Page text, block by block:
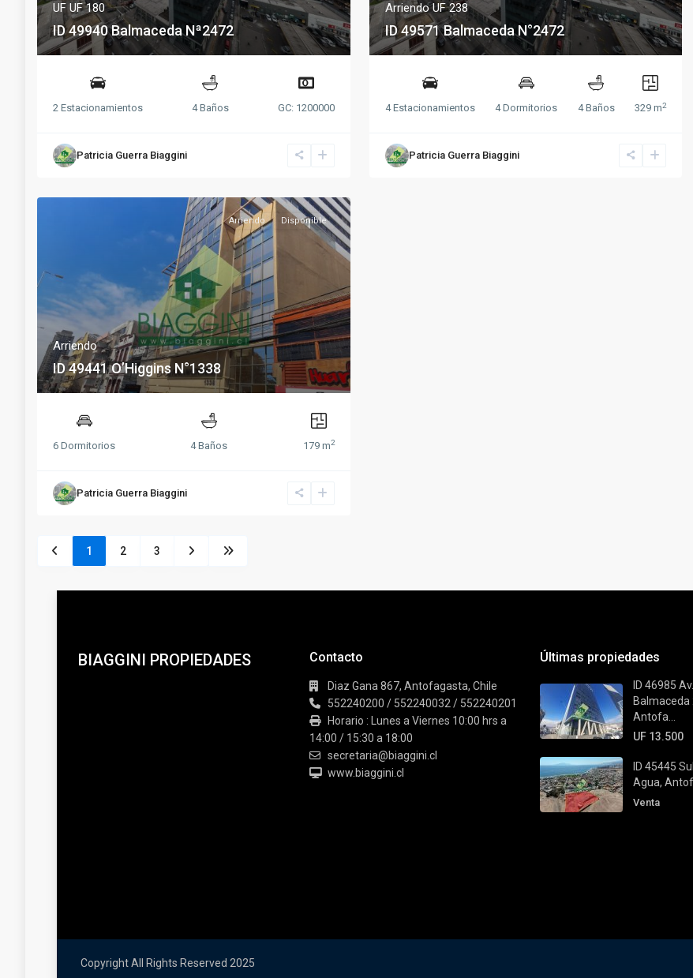
UF UF 180
ID 49940 Balmaceda Nª2472
2 Estacionamientos 4 Baños GC: 1200000
Patricia Guerra Biaggini
Arriendo UF 238
ID 49571 Balmaceda N°2472
4 Estacionamientos 4 Dormitorios 4 Baños 329 m2
Patricia Guerra Biaggini
Arriendo Disponible
Arriendo
ID 49441 O’Higgins N°1338
6 Dormitorios 4 Baños 179 m2
Patricia Guerra Biaggini
1 2 3
BIAGGINI PROPIEDADES Contacto
Diaz Gana 867, Antofagasta, Chile
552240200 / 552240032 / 552240201
Horario : Lunes a Viernes 10:00 hrs a
14:00 / 15:30 a 18:00
secretaria@biaggini.cl
www.biaggini.cl
Últimas propiedades
ID 46985 Av.
Balmaceda
Antofa...
UF 13.500
ID 45445
Agua,
Venta
Copyright All Rights Reserved 2025